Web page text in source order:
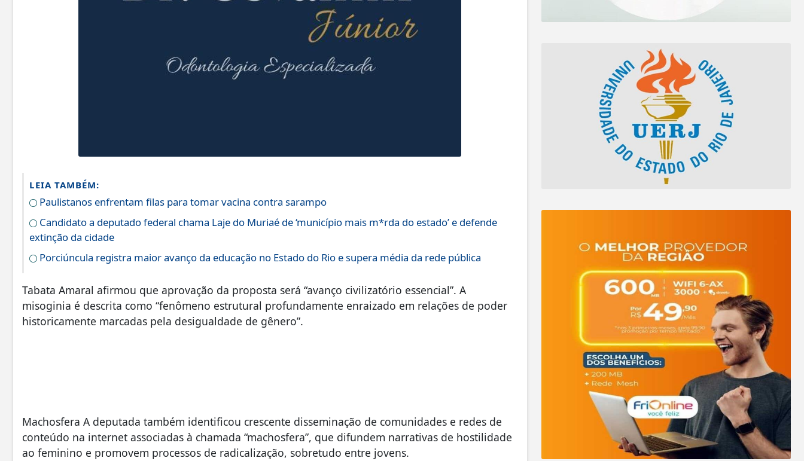
LEIA TAMBÉM:
Paulistanos enfrentam filas para tomar vacina contra sarampo
Candidato a deputado federal chama Laje do Muriaé de ‘município mais m*rda do estado’ e defende
extinção da cidade
Porciúncula registra maior avanço da educação no Estado do Rio e supera média da rede pública
Tabata Amaral afirmou que aprovação da proposta será “avanço civilizatório essencial”. A
misoginia é descrita como “fenômeno estrutural profundamente enraizado em relações de poder
historicamente marcadas pela desigualdade de gênero”.
Machosfera A deputada também identificou crescente disseminação de comunidades e redes de
conteúdo na internet associadas à chamada “machosfera”, que difundem narrativas de hostilidade
ao feminino e promovem processos de radicalização, sobretudo entre jovens.